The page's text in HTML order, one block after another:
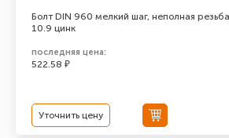
Болт DIN 960 мелкий шаг, неполная
10.9 цинк
последняя цена:
522.58 ₽
Уточнить цену